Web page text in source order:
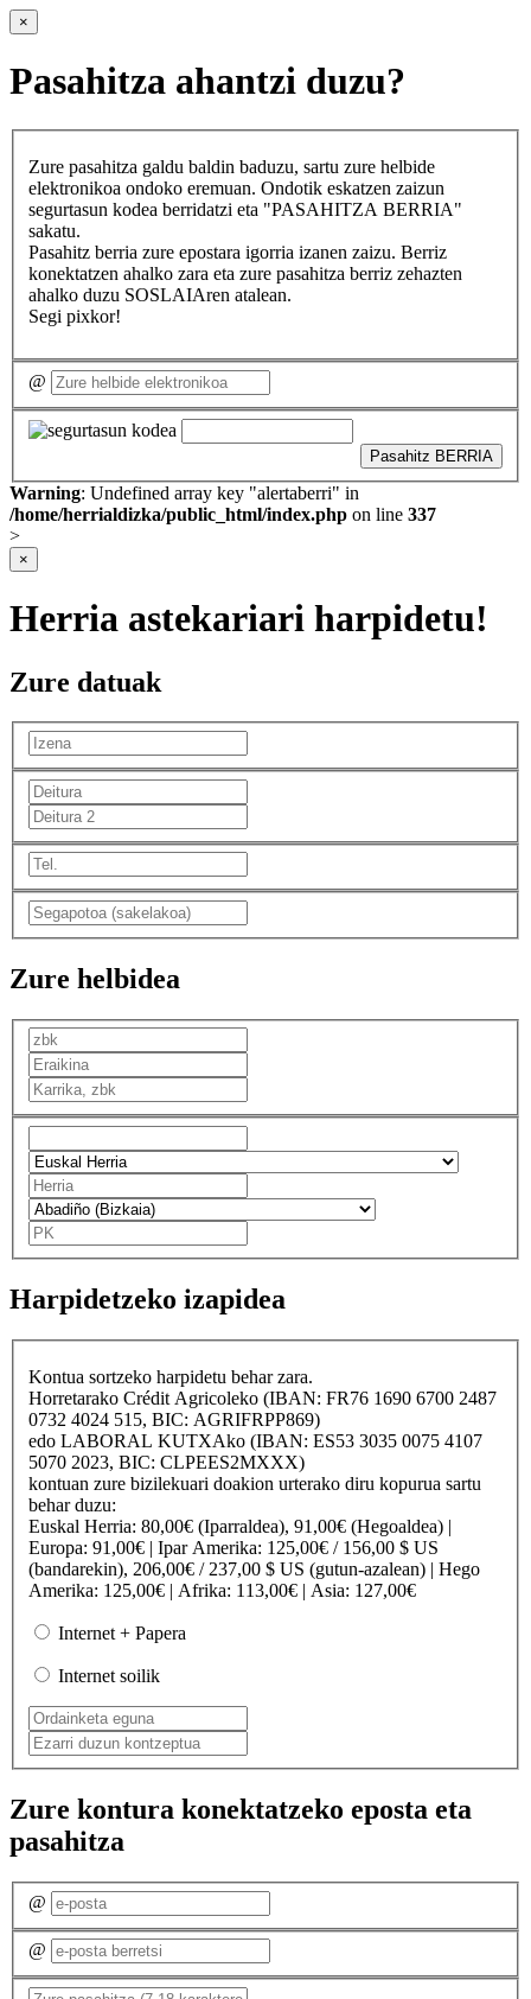
×
Pasahitza ahantzi duzu?
Zure pasahitza galdu baldin baduzu, sartu zure helbide
elektronikoa ondoko eremuan. Ondotik eskatzen zaizun
segurtasun kodea berridatzi eta "PASAHITZA BERRIA"
sakatu.
Pasahitz berria zure epostara igorria izanen zaizu. Berriz
konektatzen ahalko zara eta zure pasahitza berriz zehazten
ahalko duzu SOSLAIAren atalean.
Segi pixkor!
@
Pasahitz BERRIA
Warning: Undefined array key "alertaberri" in
/home/herrialdizka/public_html/index.php on line 337
>
×
Herria astekariari harpidetu!
Zure datuak
Zure helbidea
Harpidetzeko izapidea
Kontua sortzeko harpidetu behar zara.
Horretarako Crédit Agricoleko (IBAN: FR76 1690 6700 2487
0732 4024 515, BIC: AGRIFRPP869)
edo LABORAL KUTXAko (IBAN: ES53 3035 0075 4107
5070 2023, BIC: CLPEES2MXXX)
kontuan zure bizilekuari doakion urterako diru kopurua sartu
behar duzu:
Euskal Herria: 80,00€ (Iparraldea), 91,00€ (Hegoaldea) |
Europa: 91,00€ | Ipar Amerika: 125,00€ / 156,00 $ US
(bandarekin), 206,00€ / 237,00 $ US (gutun-azalean) | Hego
Amerika: 125,00€ | Afrika: 113,00€ | Asia: 127,00€
Internet + Papera
Internet soilik
Zure kontura konektatzeko eposta eta
pasahitza
@
@